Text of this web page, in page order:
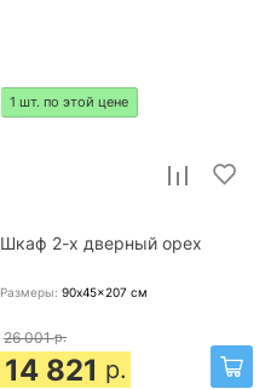
1 шт. по этой цене
Шкаф 2-х дверный орех
Размеры: 90x45x207 см
26 001 р.
14 821 р.